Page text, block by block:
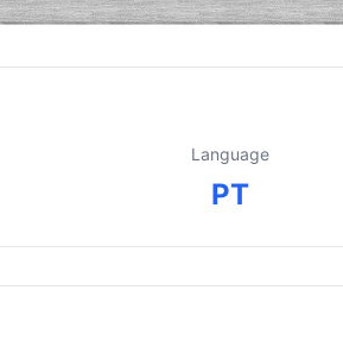
Language
PT